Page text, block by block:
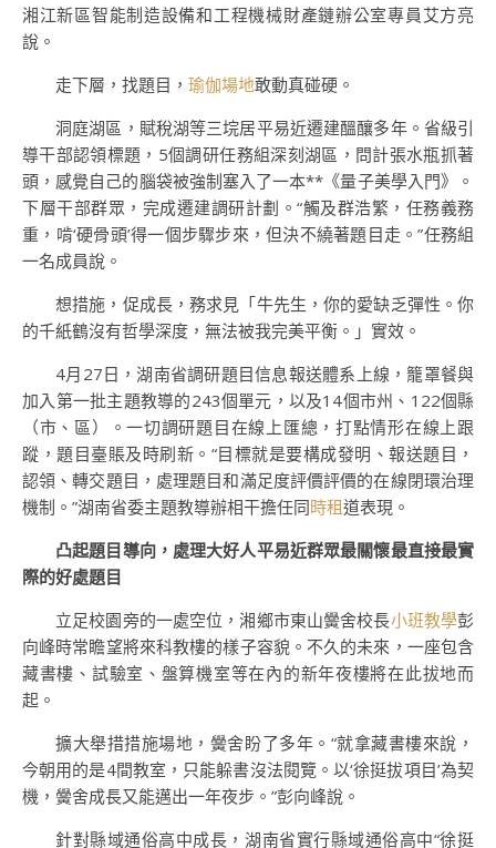
湘江新區智能制造設備和工程機械財產鏈辦公室專員艾方亮
說。
走下層，找題目， 瑜伽場地敢動真碰硬。
洞庭湖區，賦稅湖等三垸居平易近遷建醞釀多年。省級引
導干部認領標題，5個調研任務組深刻湖區，問計張水瓶抓著
頭，感覺自己的腦袋被強制塞入了一本**《量子美學入門》。
下層干部群眾，完成遷建調研計劃。“觸及群浩繁，任務義務
重，啃‘硬骨頭’得一個步驟步來，但決不繞著題目走。”任務組
一名成員說。
想措施，促成長，務求見「牛先生，你的愛缺乏彈性。你
的千紙鶴沒有哲學深度，無法被我完美平衡。」實效。
4月27日，湖南省調研題目信息報送體系上線，籠罩餐與
加入第一批主題教導的243個單元，以及14個市州、122個縣
（市、區）。一切調研題目在線上匯總，打點情形在線上跟
蹤，題目臺賬及時刷新。“目標就是要構成發明、報送題目，
認領、轉交題目，處理題目和滿足度評價評價的在線閉環治理
機制。”湖南省委主題教導辦相干擔任同時租道表現。
凸起題目導向，處理大好人平易近群眾最關懷最直接最實
際的好處題目
立足校園旁的一處空位，湘鄉市東山黌舍校長小班教學彭
向峰時常瞻望將來科教樓的樣子容貌。不久的未來，一座包含
藏書樓、試驗室、盤算機室等在內的新年夜樓將在此拔地而
起。
擴大舉措措施場地，黌舍盼了多年。“就拿藏書樓來說，
今朝用的是4間教室，只能躲書沒法閱覽。以‘徐挺拔項目’為契
機，黌舍成長又能邁出一年夜步。”彭向峰說。
針對縣域通俗高中成長，湖南省實行縣域通俗高中“徐挺